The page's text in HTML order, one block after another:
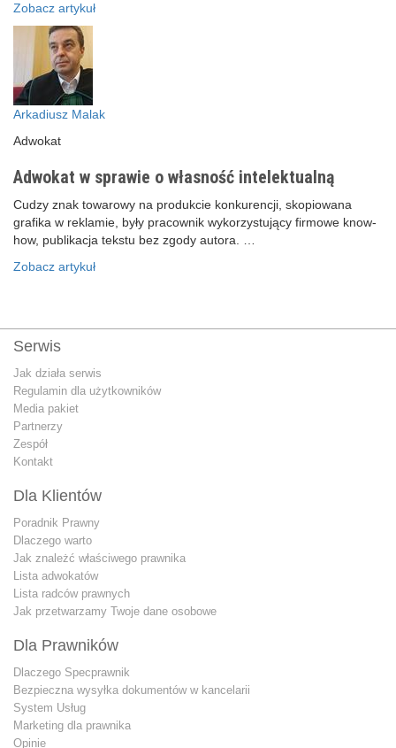
Zobacz artykuł
Arkadiusz Malak
Adwokat
Adwokat w sprawie o własność intelektualną
Cudzy znak towarowy na produkcie konkurencji, skopiowana
grafika w reklamie, były pracownik wykorzystujący firmowe know-
how, publikacja tekstu bez zgody autora. …
Zobacz artykuł
Serwis
Jak działa serwis
Regulamin dla użytkowników
Media pakiet
Partnerzy
Zespół
Kontakt
Dla Klientów
Poradnik Prawny
Dlaczego warto
Jak znależć właściwego prawnika
Lista adwokatów
Lista radców prawnych
Jak przetwarzamy Twoje dane osobowe
Dla Prawników
Dlaczego Specprawnik
Bezpieczna wysyłka dokumentów w kancelarii
System Usług
Marketing dla prawnika
Opinie